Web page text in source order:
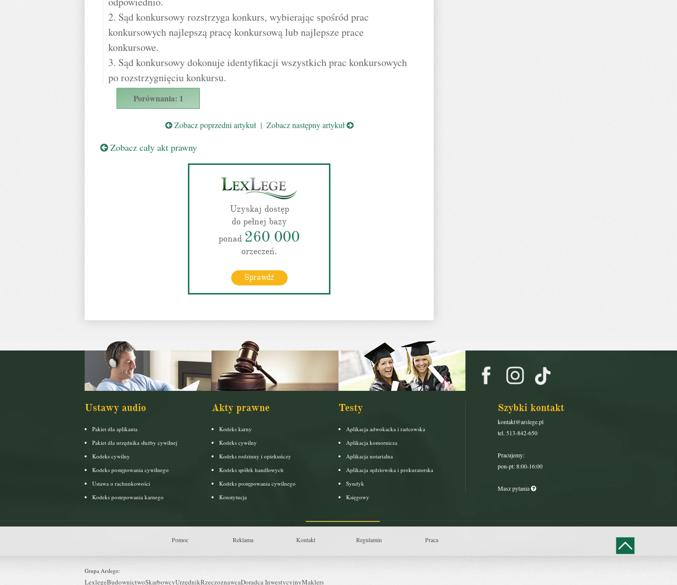
2. Sąd konkursowy rozstrzyga konkurs, wybierając spośród prac
konkursowych najlepszą pracę konkursową lub najlepsze prace
konkursowe.
3. Sąd konkursowy dokonuje identyfikacji wszystkich prac konkursowych
po rozstrzygnięciu konkursu.
Porównania: 1
Zobacz poprzedni artykuł| Zobacz następny artykuł
Zobacz cały akt prawny
Uzyskaj dostęp
do pełnej bazy
ponad 260 000
orzeczeń.
Sprawdź
Ustawy audio
Pakiet dla aplikanta
Pakiet dla urzędnika służby cywilnej
Kodeks cywilny
Kodeks postępowania cywilnego
Ustawa o rachunkowości
Kodeks postepowania karnego
Akty prawne
Kodeks karny
Kodeks cywilny
Kodeks rodzinny i opiekuńczy
Kodeks spółek handlowych
Kodeks postępowania cywilnego
Konstytucja
Testy
Aplikacja adwokacka i radcowska
Aplikacja komornicza
Aplikacja notarialna
Aplikacja sędziowska i prokuratorska
Syndyk
Księgowy
Szybki kontakt
kontakt@arslege.pl
tel. 513-842-650
Pracujemy:
pon-pt: 8:00-16:00
Masz pytania
Pomoc Reklama Kontakt Regulamin Praca
Grupa Arslege:
LexlegeBudownictwoSkarbowcyUrzędnikRzeczoznawcaDoradca InwestycyjnyMaklers